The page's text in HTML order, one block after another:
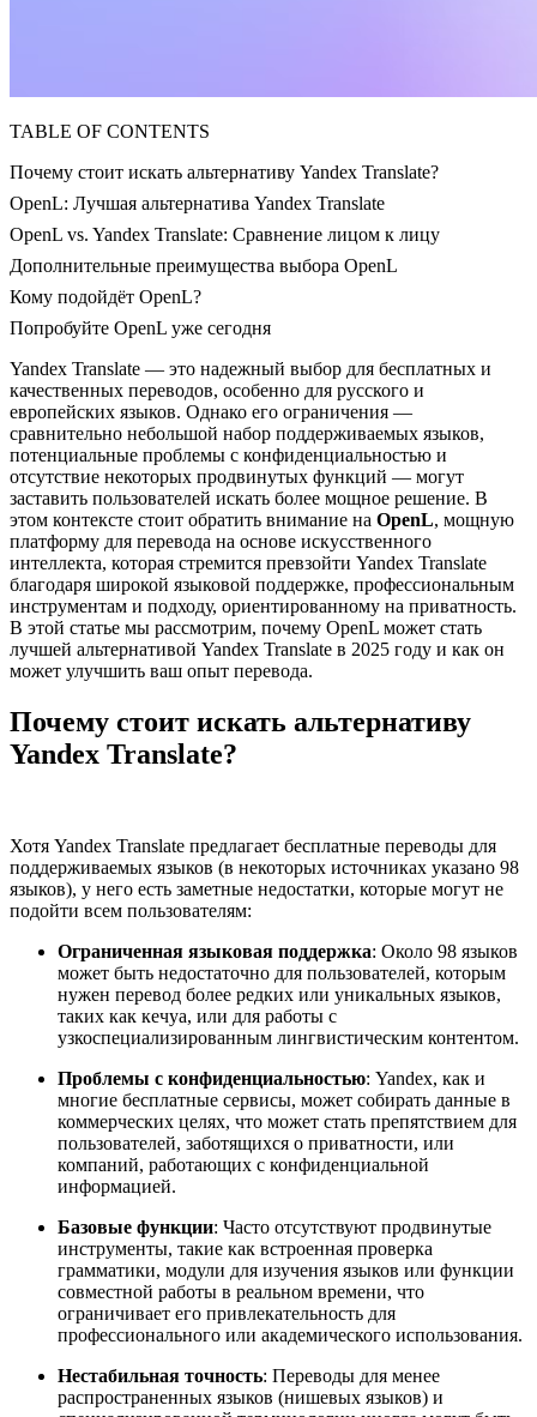
TABLE OF CONTENTS
Почему стоит искать альтернативу Yandex Translate?
OpenL: Лучшая альтернатива Yandex Translate
OpenL vs. Yandex Translate: Сравнение лицом к лицу
Дополнительные преимущества выбора OpenL
Кому подойдёт OpenL?
Попробуйте OpenL уже сегодня
Yandex Translate — это надежный выбор для бесплатных и
качественных переводов, особенно для русского и
европейских языков. Однако его ограничения —
сравнительно небольшой набор поддерживаемых языков,
потенциальные проблемы с конфиденциальностью и
отсутствие некоторых продвинутых функций — могут
заставить пользователей искать более мощное решение. В
этом контексте стоит обратить внимание на OpenL, мощную
платформу для перевода на основе искусственного
интеллекта, которая стремится превзойти Yandex Translate
благодаря широкой языковой поддержке, профессиональным
инструментам и подходу, ориентированному на приватность.
В этой статье мы рассмотрим, почему OpenL может стать
лучшей альтернативой Yandex Translate в 2025 году и как он
может улучшить ваш опыт перевода.
Почему стоит искать альтернативу
Yandex Translate?
Хотя Yandex Translate предлагает бесплатные переводы для
поддерживаемых языков (в некоторых источниках указано 98
языков), у него есть заметные недостатки, которые могут не
подойти всем пользователям:
Ограниченная языковая поддержка: Около 98 языков
может быть недостаточно для пользователей, которым
нужен перевод более редких или уникальных языков,
таких как кечуа, или для работы с
узкоспециализированным лингвистическим контентом.
Проблемы с конфиденциальностью: Yandex, как и
многие бесплатные сервисы, может собирать данные в
коммерческих целях, что может стать препятствием для
пользователей, заботящихся о приватности, или
компаний, работающих с конфиденциальной
информацией.
Базовые функции: Часто отсутствуют продвинутые
инструменты, такие как встроенная проверка
грамматики, модули для изучения языков или функции
совместной работы в реальном времени, что
ограничивает его привлекательность для
профессионального или академического использования.
Нестабильная точность: Переводы для менее
распространенных языков (нишевых языков) и